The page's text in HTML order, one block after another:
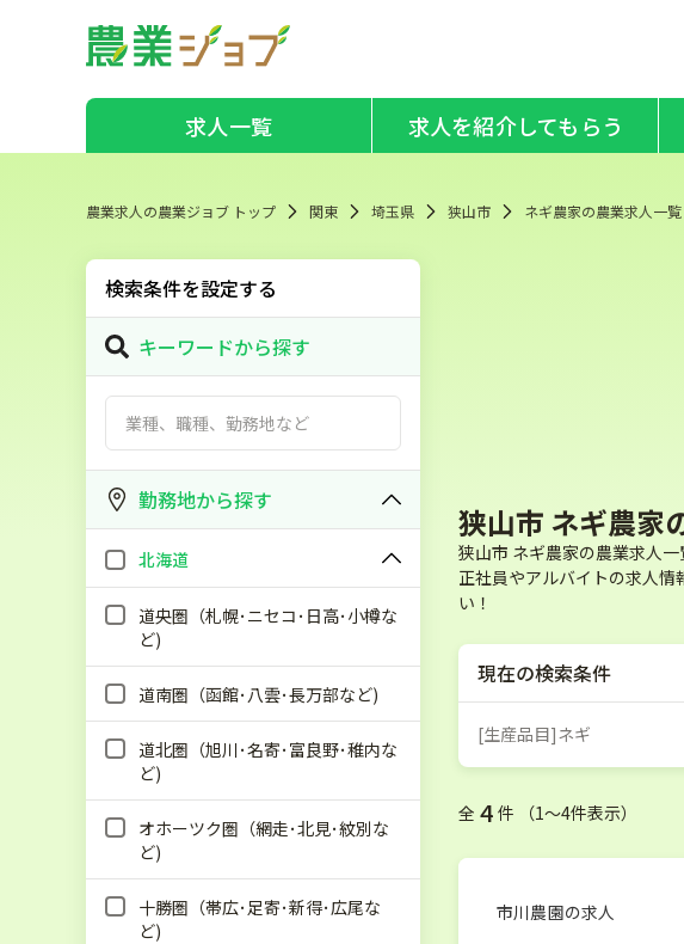
求人一覧 求人を紹介してもらう
農業求人の農業ジョブ トップ 関東 埼玉県 狭山市 ネギ農家の農業求人一覧
検索条件を設定する
キーワードから探す
勤務地から探す
北海道
道央圏（札幌･ニセコ･日高･小樽な
ど)
道南圏（函館･八雲･長万部など)
道北圏（旭川･名寄･富良野･稚内な
ど)
オホーツク圏（網走･北見･紋別な
ど)
十勝圏（帯広･足寄･新得･広尾な
ど)
狭山市 ネギ農家
狭山市 ネギ農家の農業求人
正社員やアルバイトの求人
い！
現在の検索条件
[生産品目]ネギ
全 4 件 （1〜4件表示）
市川農園の求人